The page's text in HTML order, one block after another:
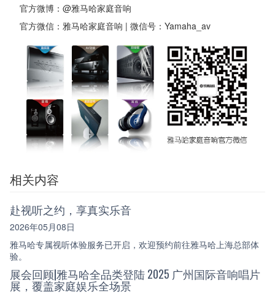
官方微博：@雅马哈家庭音响
官方微信：雅马哈家庭音响 | 微信号：Yamaha_av
相关内容
赴视听之约，享真实乐音
2026年05月08日
雅马哈专属视听体验服务已开启，欢迎预约前往雅马哈上海总部体
验。
展会回顾|雅马哈全品类登陆 2025 广州国际音响唱片
展，覆盖家庭娱乐全场景